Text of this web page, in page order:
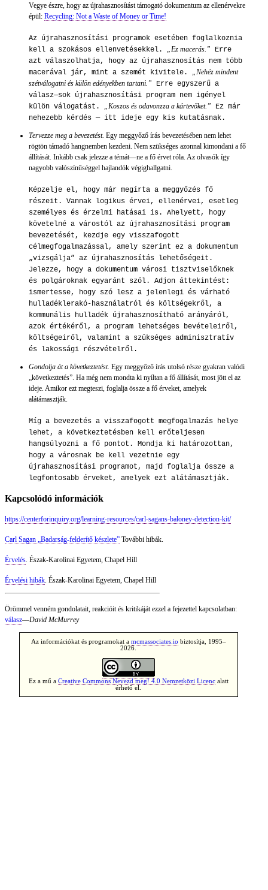
Vegye észre, hogy az újrahasznosítást támogató dokumentum az ellenérvekre
épül: Recycling: Not a Waste of Money or Time!
Az újrahasznosítási programok esetében foglalkoznia
kell a szokásos ellenvetésekkel. „Ez macerás.” Erre
azt válaszolhatja, hogy az újrahasznosítás nem több
macerával jár, mint a szemét kivitele. „Nehéz mindent
szétválogatni és külön edényekben tartani.” Erre egyszerű a
válasz—sok újrahasznosítási program nem igényel
külön válogatást. „Koszos és odavonzza a kártevőket.” Ez már
nehezebb kérdés — itt ideje egy kis kutatásnak.
Tervezze meg a bevezetést. Egy meggyőző írás bevezetésében nem lehet
rögtön támadó hangnemben kezdeni. Nem szükséges azonnal kimondani a fő
állítását. Inkább csak jelezze a témát—ne a fő érvet róla. Az olvasók így
nagyobb valószínűséggel hajlandók végighallgatni.
Képzelje el, hogy már megírta a meggyőzés fő
részeit. Vannak logikus érvei, ellenérvei, esetleg
személyes és érzelmi hatásai is. Ahelyett, hogy
követelné a várostól az újrahasznosítási program
bevezetését, kezdje egy visszafogott
célmegfogalmazással, amely szerint ez a dokumentum
„vizsgálja” az újrahasznosítás lehetőségeit.
Jelezze, hogy a dokumentum városi tisztviselőknek
és polgároknak egyaránt szól. Adjon áttekintést:
ismertesse, hogy szó lesz a jelenlegi és várható
hulladéklerakó-használatról és költségekről, a
kommunális hulladék újrahasznosítható arányáról,
azok értékéről, a program lehetséges bevételeiről,
költségeiről, valamint a szükséges adminisztratív
és lakossági részvételről.
Gondolja át a következtetést. Egy meggyőző írás utolsó része gyakran valódi
„következtetés”. Ha még nem mondta ki nyíltan a fő állítását, most jött el az
ideje. Amikor ezt megteszi, foglalja össze a fő érveket, amelyek
alátámasztják.
Míg a bevezetés a visszafogott megfogalmazás helye
lehet, a következtetésben kell erőteljesen
hangsúlyozni a fő pontot. Mondja ki határozottan,
hogy a városnak be kell vezetnie egy
újrahasznosítási programot, majd foglalja össze a
legfontosabb érveket, amelyek ezt alátámasztják.
Kapcsolódó információk
https://centerforinquiry.org/learning-resources/carl-sagans-baloney-detection-kit/
Carl Sagan „Badarság-felderítő készlete” További hibák.
Érvelés . Észak-Karolinai Egyetem, Chapel Hill
Érvelési hibák . Észak-Karolinai Egyetem, Chapel Hill
Örömmel venném gondolatait, reakcióit és kritikáját ezzel a fejezettel kapcsolatban:
válasz—David McMurrey
Az információkat és programokat a mcmassociates.io biztosítja, 1995–
2026.
Ez a mű a Creative Commons Nevezd meg! 4.0 Nemzetközi Licencalatt
érhető el.